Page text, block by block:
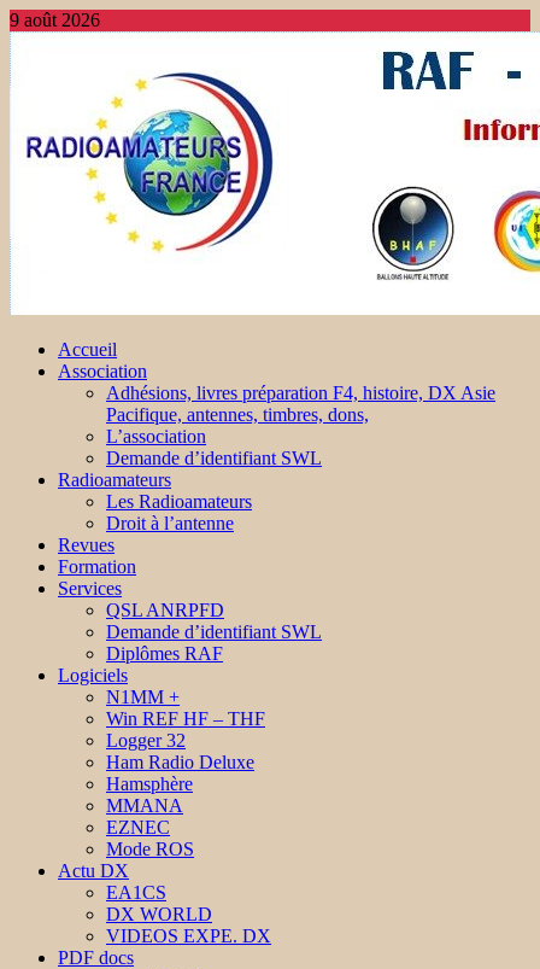
9 août 2026
Accueil
Association
Adhésions, livres préparation F4, histoire, DX Asie
Pacifique, antennes, timbres, dons,
L’association
Demande d’identifiant SWL
Radioamateurs
Les Radioamateurs
Droit à l’antenne
Revues
Formation
Services
QSL ANRPFD
Demande d’identifiant SWL
Diplômes RAF
Logiciels
N1MM +
Win REF HF – THF
Logger 32
Ham Radio Deluxe
Hamsphère
MMANA
EZNEC
Mode ROS
Actu DX
EA1CS
DX WORLD
VIDEOS EXPE. DX
PDF docs